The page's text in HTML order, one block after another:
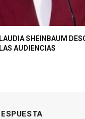
SHEINBAUM
AUDIENCIAS